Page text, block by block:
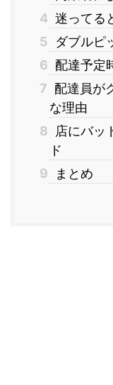
4 迷ってる
5
ダブルピ
6 配達予定
7 配達員が
な理由
8
店にバッ
ド
9
まとめ